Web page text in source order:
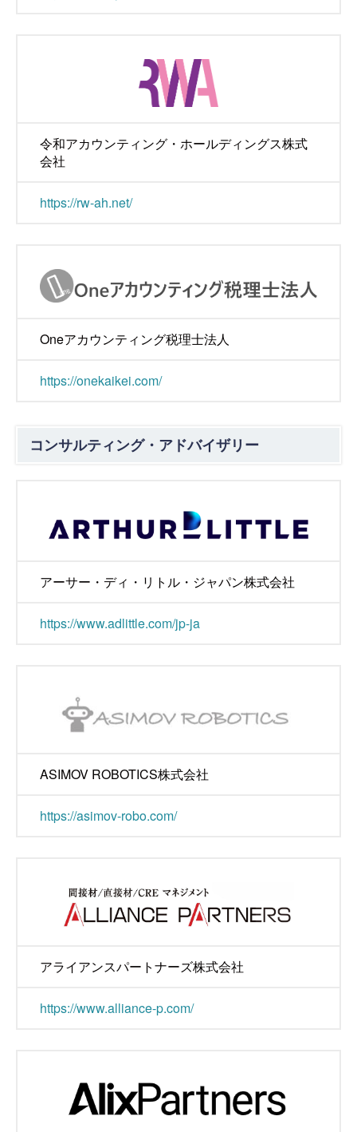
令和アカウンティング・ホールディングス株式
会社
https://rw-ah.net/
Oneアカウンティング税理士法人
https://onekaikei.com/
コンサルティング・アドバイザリー
アーサー・ディ・リトル・ジャパン株式会社
https://www.adlittle.com/jp-ja
ASIMOV ROBOTICS株式会社
https://asimov-robo.com/
アライアンスパートナーズ株式会社
https://www.alliance-p.com/